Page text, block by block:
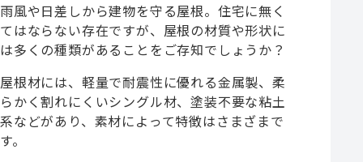
雨風や日差しから建物を守る屋根。住宅に無く
てはならない存在ですが、屋根の材質や形状に
は多くの種類があることをご存知でしょうか？
屋根材には、軽量で耐震性に優れる金属製、柔
らかく割れにくいシングル材、塗装不要な粘土
系などがあり、素材によって特徴はさまざまで
す。